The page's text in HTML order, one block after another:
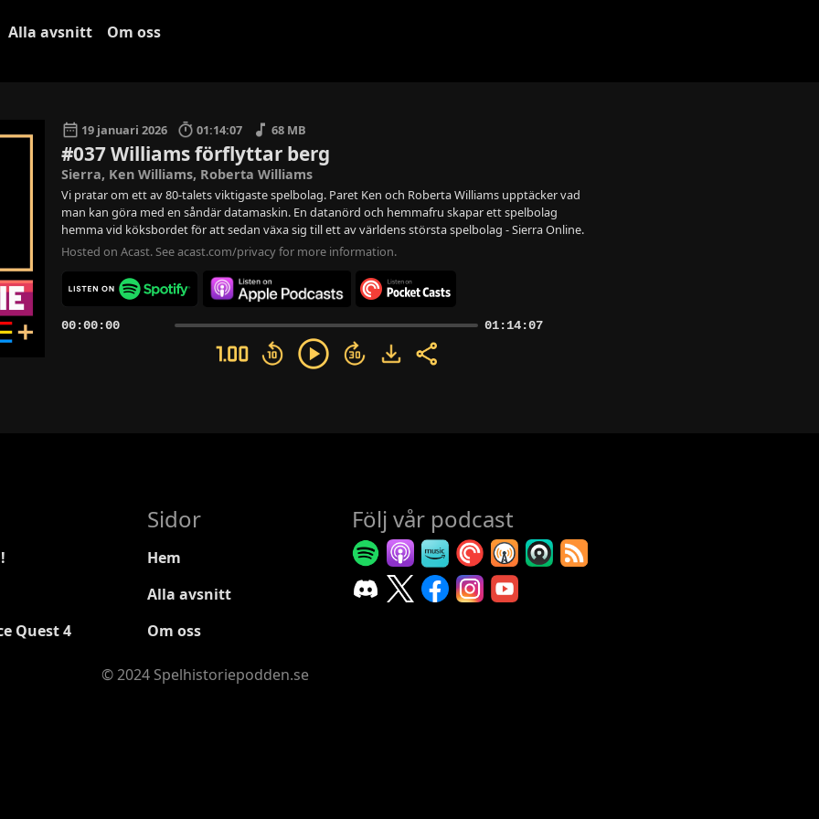
Alla avsnitt Om oss
19 januari 2026 01:14:07 68 MB
#037 Williams förflyttar berg
Sierra, Ken Williams, Roberta Williams
Vi pratar om ett av 80-talets viktigaste spelbolag. Paret Ken och Roberta Williams upptäcker vad
man kan göra med en såndär datamaskin. En datanörd och hemmafru skapar ett spelbolag
hemma vid köksbordet för att sedan växa sig till ett av världens största spelbolag - Sierra Online.
Hosted on Acast. Seeacast.com/privacyfor more information.
00:00:00 01:14:07
Quest 4
Sidor
Hem
Alla avsnitt
Om oss
Följ vår podcast
© 2024 Spelhistoriepodden.se